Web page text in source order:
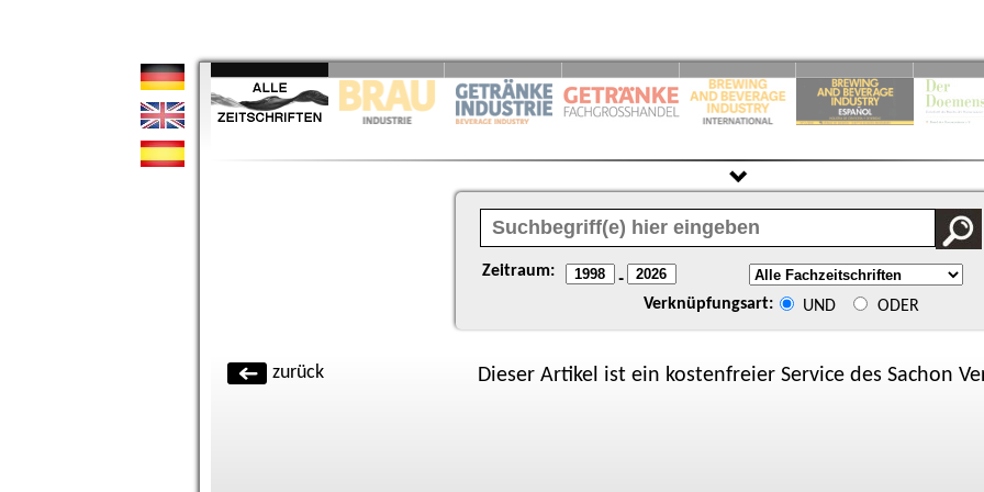
Zeitraum: -
Verknüpfungsart: UND ODER
zurück Dieser Artikel ist ein kostenfreier Service des Sachon